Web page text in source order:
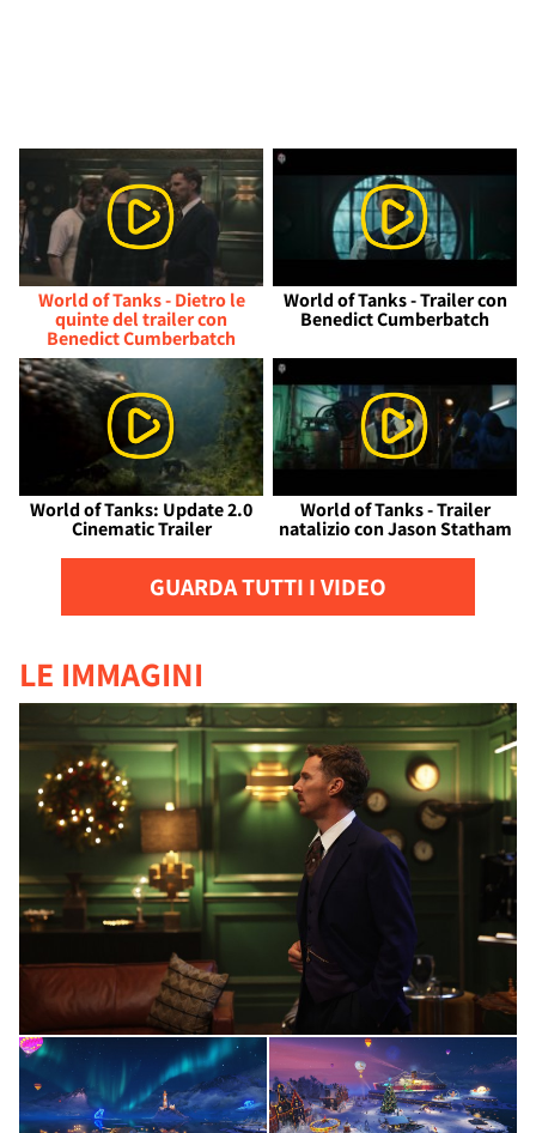
World of Tanks - Dietro le
quinte del trailer con
Benedict Cumberbatch
World of Tanks - Trailer con
Benedict Cumberbatch
World of Tanks: Update 2.0
Cinematic Trailer
World of Tanks - Trailer
natalizio con Jason Statham
GUARDA TUTTI I VIDEO
LE IMMAGINI